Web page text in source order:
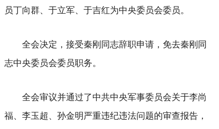
员丁向群、于立军、于吉红为中央委员会委员。
全会决定，接受秦刚同志辞职申请，免去秦刚同
志中央委员会委员职务。
全会审议并通过了中共中央军事委员会关于李尚
福、李玉超、孙金明严重违纪违法问题的审查报告，